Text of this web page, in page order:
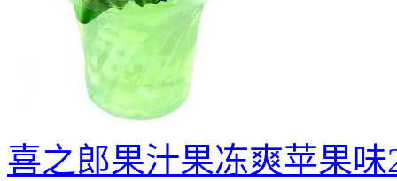
喜之郎果汁果冻爽苹果味